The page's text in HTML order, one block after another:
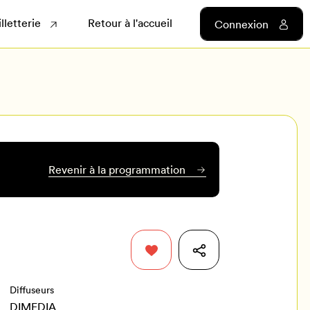
Retour à l'accueil Connexion
Revenir à la programmation
Diffuseurs
DIMEDIA